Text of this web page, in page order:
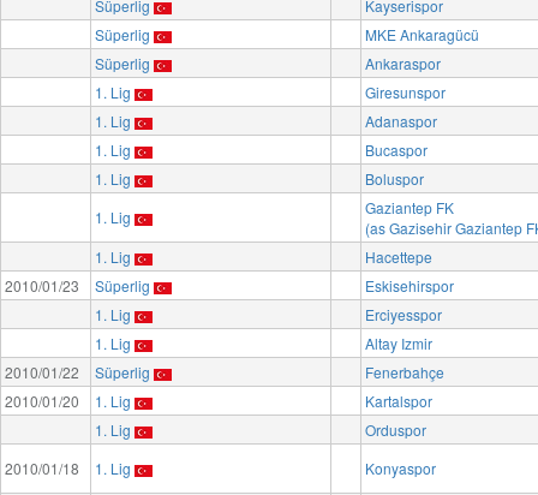
Süperlig
Kayserispor
Süperlig
MKE Ankaragücü
Süperlig
Ankaraspor
1. Lig
Giresunspor
1. Lig
Adanaspor
1. Lig
Bucaspor
1. Lig
Boluspor
1. Lig
Gaziantep FK
(as Gazisehir Gaziantep
1. Lig
Hacettepe
2010/01/23
Süperlig
Eskisehirspor
1. Lig
Erciyesspor
1. Lig
Altay Izmir
2010/01/22
Süperlig
Fenerbahçe
2010/01/20
1. Lig
Kartalspor
1. Lig
Orduspor
2010/01/18
1. Lig
Konyaspor